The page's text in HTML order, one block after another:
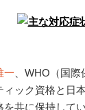
一 、WHO（国
ィック資格と日
共に保持してい